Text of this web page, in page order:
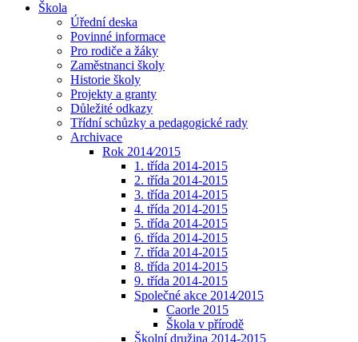
Škola
Úřední deska
Povinné informace
Pro rodiče a žáky
Zaměstnanci školy
Historie školy
Projekty a granty
Důležité odkazy
Třídní schůzky a pedagogické rady
Archivace
Rok 2014⁄2015
1. třída 2014-2015
2. třída 2014-2015
3. třída 2014-2015
4. třída 2014-2015
5. třída 2014-2015
6. třída 2014-2015
7. třída 2014-2015
8. třída 2014-2015
9. třída 2014-2015
Společné akce 2014⁄2015
Caorle 2015
Škola v přírodě
Školní družina 2014-2015